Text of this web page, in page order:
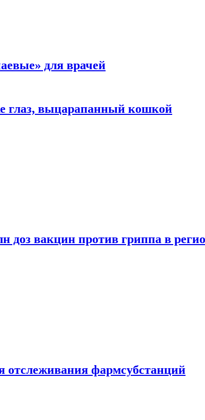
для врачей
глаз, выцарапанный кошкой
доз вакцин против гриппа в
отслеживания фармсубстанций